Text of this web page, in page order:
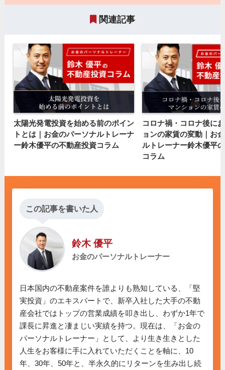
関連記事
太陽光発電投資を始める前のポイン
トとは｜お金のパーソナルトレーナ
ー鈴木優平の不動産投資コラム
コロナ禍・コロナ後に
ョンの家賃の変動｜お
ルトレーナー鈴木優平
コラム
この記事を書いた人
鈴木 優平
お金のパーソナルトレーナー
日本国内の不動産案件を誰よりも熟知している、「堅
実投資」のエキスパートで、新卒入社した大手の不動
産会社ではトップの営業成績を叩き出し、わずか1年で
課長に昇進と凄まじい実績を持つ。現在は、「お金の
パーソナルトレーナー」として、より生き生きとした
人生をお客様に手に入れていただくことを軸に、10
年、30年、50年と、半永久的にリターンを生み出し続